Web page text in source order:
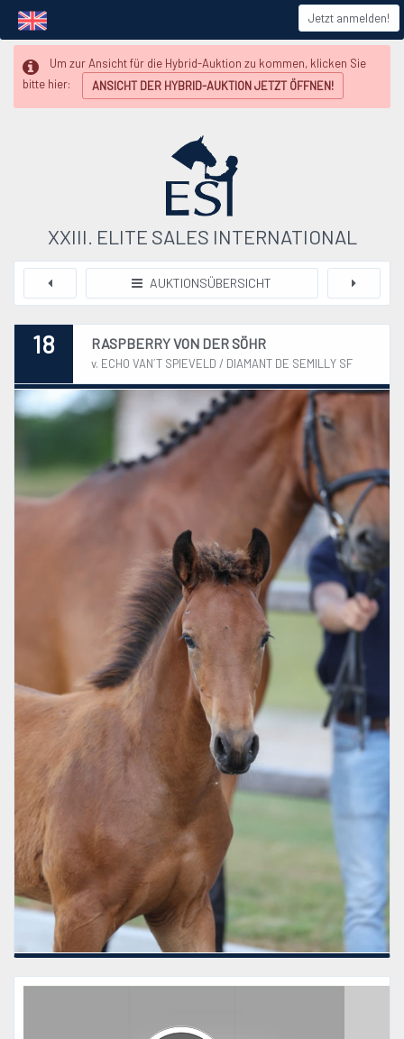
Jetzt anmelden!
Um zur Ansicht für die Hybrid-Auktion zu kommen, klicken Sie
bitte hier:
ANSICHT DER HYBRID-AUKTION JETZT ÖFFNEN!
XXIII. ELITE SALES INTERNATIONAL
AUKTIONSÜBERSICHT
18 RASPBERRY VON DER SÖHR
v. ECHO VAN´T SPIEVELD / DIAMANT DE SEMILLY SF